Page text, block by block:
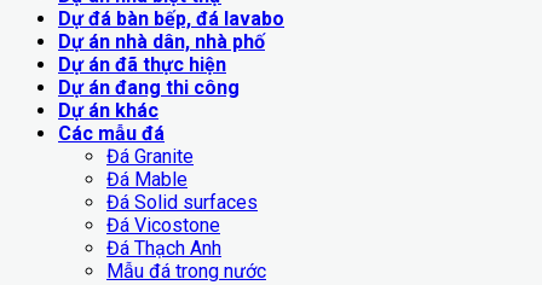
Dự đá bàn bếp, đá lavabo
Dự án nhà dân, nhà phố
Dự án đã thực hiện
Dự án đang thi công
Dự án khác
Các mẫu đá
Đá Granite
Đá Mable
Đá Solid surfaces
Đá Vicostone
Đá Thạch Anh
Mẫu đá trong nước